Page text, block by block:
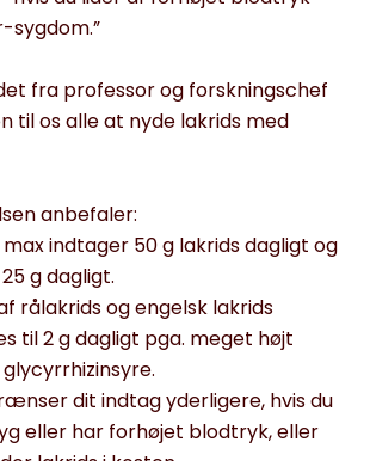
fra professor og forskningschef
til os alle at nyde lakrids med
anbefaler:
indtager 50 g lakrids dagligt og
g dagligt.
rålakrids og engelsk lakrids
til 2 g dagligt pga. meget højt
dit indtag yderligere, hvis du
eller har forhøjet blodtryk, eller